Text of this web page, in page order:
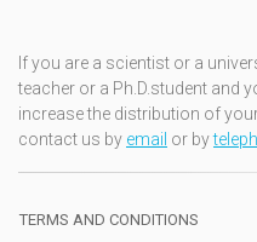
If you are a scientist or a
teacher or a Ph.D.student and
increase the distribution of
contact us by email or by
TERMS AND CONDITIONS